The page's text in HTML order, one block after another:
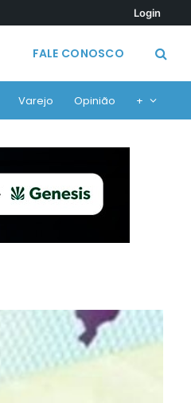
Login
FALE CONOSCO
Varejo Opinião +